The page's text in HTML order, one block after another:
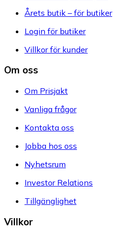
Årets butik – för butiker
Login för butiker
Villkor för kunder
Om oss
Om Prisjakt
Vanliga frågor
Kontakta oss
Jobba hos oss
Nyhetsrum
Investor Relations
Tillgänglighet
Villkor